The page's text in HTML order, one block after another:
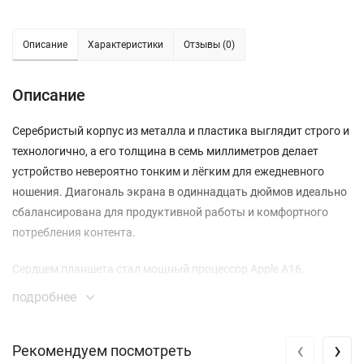
Описание Характеристики Отзывы (0)
Описание
Серебристый корпус из металла и пластика выглядит строго и
технологично, а его толщина в семь миллиметров делает
устройство невероятно тонким и лёгким для ежедневного
ношения. Диагональ экрана в одиннадцать дюймов идеально
сбалансирована для продуктивной работы и комфортного
потребления контента.
Сердцем планшета стал мощный процессор Apple A16,
который обеспечивает мгновенный отклик интерфейса и
значительное пространство для документов, проектов, фото и
подробнее
Рекомендуем посмотреть ‹ ›